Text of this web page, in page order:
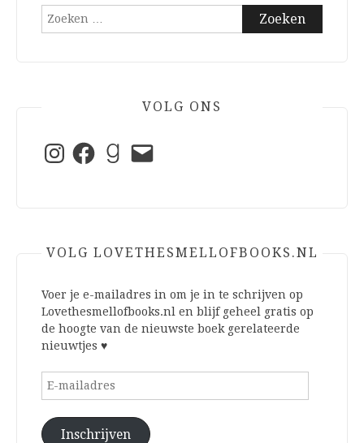
Zoeken
VOLG ONS
InstagramFacebookGoodreads
E-
mail
VOLG LOVETHESMELLOFBOOKS.NL
Voer je e-mailadres in om je in te schrijven op
Lovethesmellofbooks.nl en blijf geheel gratis op
de hoogte van de nieuwste boek gerelateerde
nieuwtjes ♥
E-
Inschrijven